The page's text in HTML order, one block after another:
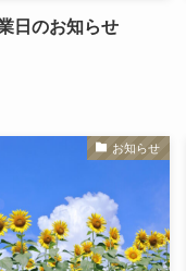
日のお知らせ
お知らせ